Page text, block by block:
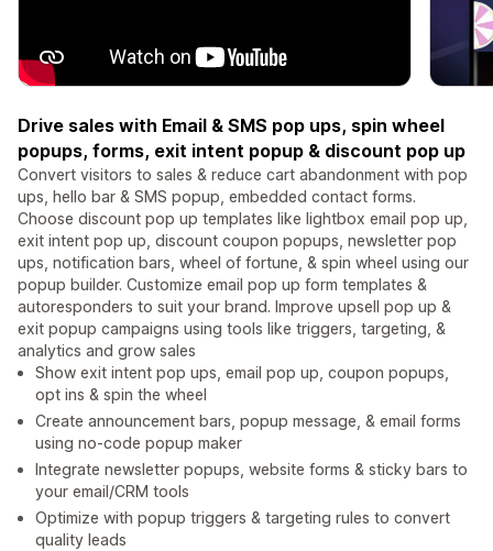
Drive sales with Email & SMS pop ups, spin wheel
popups, forms, exit intent popup & discount pop up
Convert visitors to sales & reduce cart abandonment with pop
ups, hello bar & SMS popup, embedded contact forms.
Choose discount pop up templates like lightbox email pop up,
exit intent pop up, discount coupon popups, newsletter pop
ups, notification bars, wheel of fortune, & spin wheel using our
popup builder. Customize email pop up form templates &
autoresponders to suit your brand. Improve upsell pop up &
exit popup campaigns using tools like triggers, targeting, &
analytics and grow sales
Show exit intent pop ups, email pop up, coupon popups,
opt ins & spin the wheel
Create announcement bars, popup message, & email forms
using no-code popup maker
Integrate newsletter popups, website forms & sticky bars to
your email/CRM tools
Optimize with popup triggers & targeting rules to convert
quality leads